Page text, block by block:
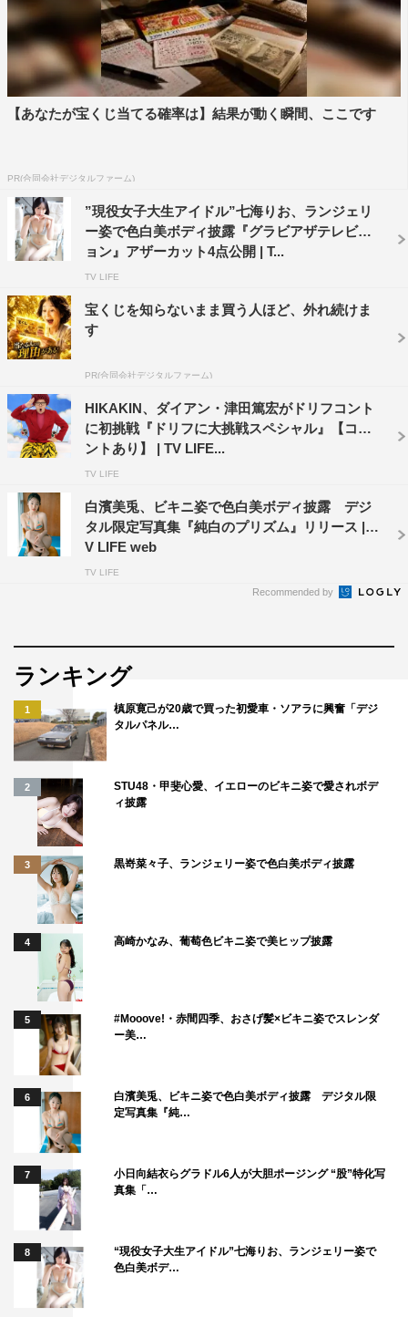
【あなたが宝くじ当てる確率は】結果が動く瞬間、ここです
PR(合同会社デジタルファーム)
”現役女子大生アイドル”七海りお、ランジェリ
ー姿で色白美ボディ披露『グラビアザテレビジ
ョン』アザーカット4点公開 | T...
TV LIFE
宝くじを知らないまま買う人ほど、外れ続けま
す
PR(合同会社デジタルファーム)
HIKAKIN、ダイアン・津田篤宏がドリフコント
に初挑戦『ドリフに大挑戦スペシャル』【コメ
ントあり】 | TV LIFE...
TV LIFE
白濱美兎、ビキニ姿で色白美ボディ披露 デジ
タル限定写真集『純白のプリズム』リリース | T
V LIFE web
TV LIFE
Recommended by
ランキング
1
槙原寛己が20歳で買った初愛車・ソアラに興奮「デジ
タルパネル…
2
STU48・甲斐心愛、イエローのビキニ姿で愛されボデ
ィ披露
3 黒嵜菜々子、ランジェリー姿で色白美ボディ披露
4 高崎かなみ、葡萄色ビキニ姿で美ヒップ披露
5
#Mooove!・赤間四季、おさげ髪×ビキニ姿でスレンダ
ー美…
6
白濱美兎、ビキニ姿で色白美ボディ披露 デジタル限
定写真集『純…
7
小日向結衣らグラドル6人が大胆ポージング “股”特化写
真集「…
8
“現役女子大生アイドル”七海りお、ランジェリー姿で
色白美ボデ…